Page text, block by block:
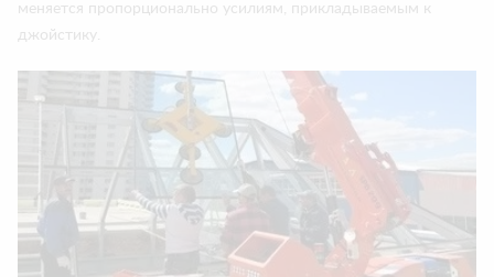
меняется пропорционально усилиям, прикладываемым к
джойстику.